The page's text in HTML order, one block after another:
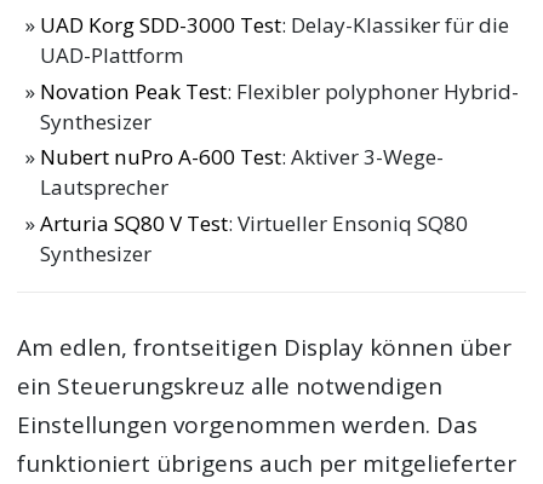
UAD Korg SDD-3000 Test: Delay-Klassiker für die
UAD-Plattform
Novation Peak Test: Flexibler polyphoner Hybrid-
Synthesizer
Nubert nuPro A-600 Test: Aktiver 3-Wege-
Lautsprecher
Arturia SQ80 V Test: Virtueller Ensoniq SQ80
Synthesizer
Am edlen, frontseitigen Display können über
ein Steuerungskreuz alle notwendigen
Einstellungen vorgenommen werden. Das
funktioniert übrigens auch per mitgelieferter